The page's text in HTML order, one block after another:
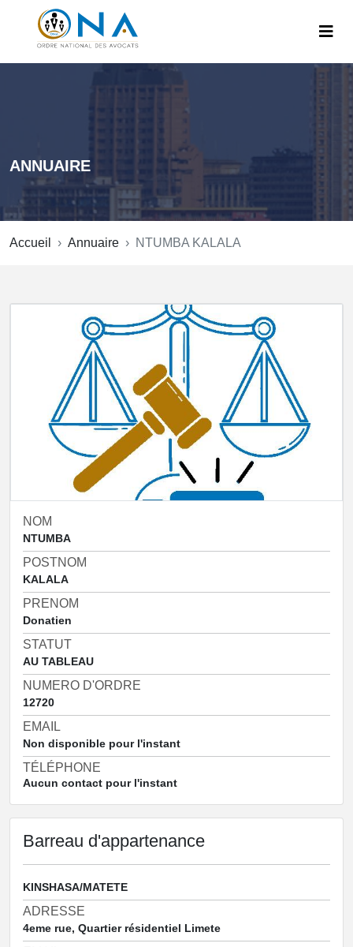
ANNUAIRE
Accueil Annuaire NTUMBA KALALA
NOM
NTUMBA
POSTNOM
KALALA
PRENOM
Donatien
STATUT
AU TABLEAU
NUMERO D'ORDRE
12720
EMAIL
Non disponible pour l'instant
TÉLÉPHONE
Aucun contact pour l'instant
Barreau d'appartenance
KINSHASA/MATETE
ADRESSE
4eme rue, Quartier résidentiel Limete